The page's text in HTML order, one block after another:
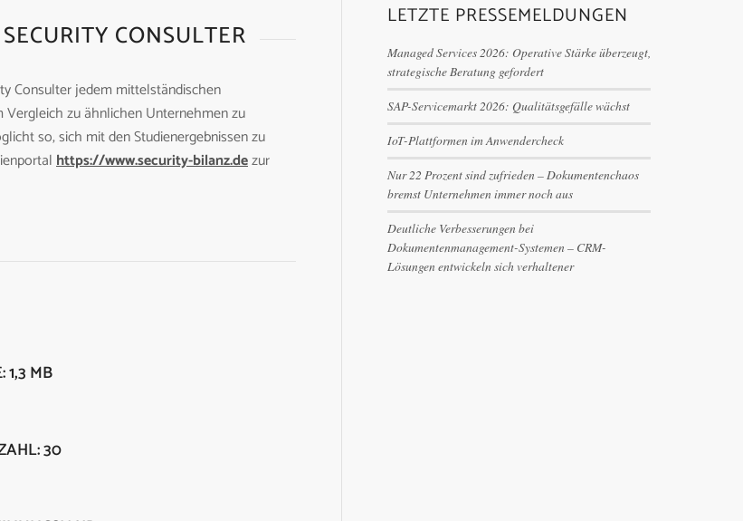
CONSULTER
Consulter jedem mittelständischen
zu ähnlichen Unternehmen zu
so, sich mit den Studienergebnissen zu
https://www.security-bilanz.dezur
MB
30
LETZTE PRESSEMELDUNGEN
Managed Services 2026: Operative Stärke überzeugt,
strategische Beratung gefordert
SAP-Servicemarkt 2026: Qualitätsgefälle wächst
IoT-Plattformen im Anwendercheck
Nur 22 Prozent sind zufrieden – Dokumentenchaos
bremst Unternehmen immer noch aus
Deutliche Verbesserungen bei
Dokumentenmanagement-Systemen – CRM-
Lösungen entwickeln sich verhaltener